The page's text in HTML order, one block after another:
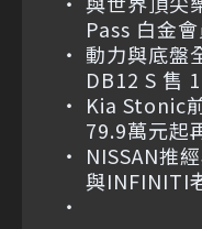
Pass 白金
動力與底盤
DB12 S 售
Kia Stonic
79.9萬元起
NISSAN推
與INFINITI